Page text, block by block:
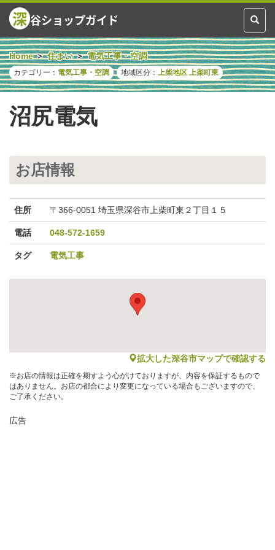
Toggle
深 谷ショップガイド
Home 住まい 電気工事・空調
カテゴリー： 電気工事・空調 地域区分： 上柴地区 上柴町東
沼尻電気
お店情報
住所 〒366-0051 埼玉県深谷市上柴町東２丁目１５
電話 048-572-1659
タグ 電気工事
map
拡大した深谷市マップで確認する
※お店の情報は正確を期すよう心がけておりますが、内容を保証するもので
はありません。お店の都合により変更になっている場合もございますので、
ご了承ください。
広告